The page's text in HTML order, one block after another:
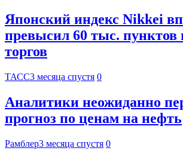
Японский индекс Nikkei
превысил 60 тыс. пунктов
торгов
ТАСС3 месяца спустя 0
Аналитики неожиданно
прогноз по ценам на нефть
Рамблер3 месяца спустя 0